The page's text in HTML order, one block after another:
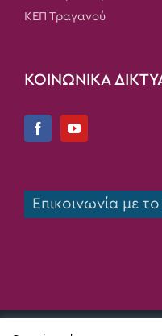
ΚΕΠ Τραγανού
ΚΟΙΝΩΝΙΚΑ
Επικοινωνία με